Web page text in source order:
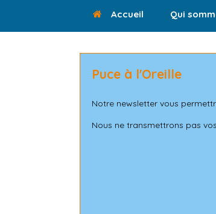
Accueil Qui
Puce à l'Oreille
Notre newsletter vous
Nous ne transmettrons pas